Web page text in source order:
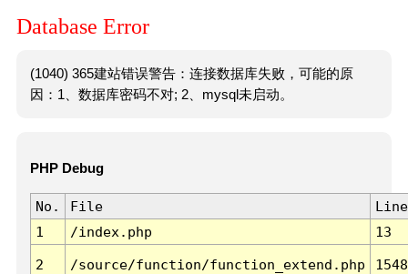
Database Error
(1040) 365建站错误警告：连接数据库失败，可能的原
因：1、数据库密码不对; 2、mysql未启动。
PHP Debug
No. File
Line
1
/index.php 13
2 /source/function/function_extend.php 1548